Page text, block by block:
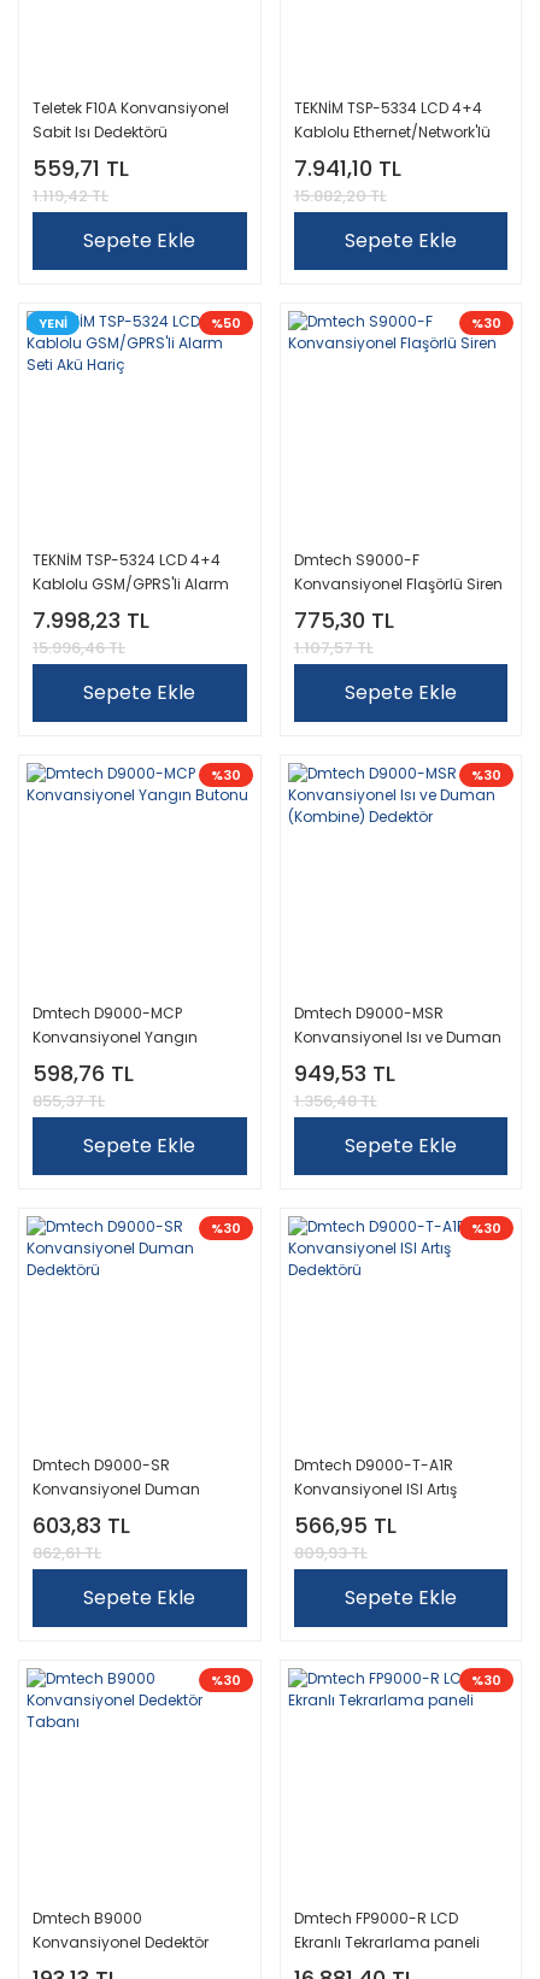
Teletek F10A Konvansiyonel
Sabit Isı Dedektörü
559,71 TL
1.119,42 TL
Sepete Ekle
TEKNİM TSP-5334 LCD 4+4
Kablolu Ethernet/Network'lü
Alarm Seti Akü Hariç
7.941,10 TL
15.882,20 TL
Sepete Ekle
%50
YENİ
TEKNİM TSP-5324 LCD 4+4
Kablolu GSM/GPRS'li Alarm
Seti Akü Hariç
7.998,23 TL
15.996,46 TL
Sepete Ekle
%30
Dmtech S9000-F
Konvansiyonel Flaşörlü Siren
775,30 TL
1.107,57 TL
Sepete Ekle
%30
Dmtech D9000-MCP
Konvansiyonel Yangın
Butonu
598,76 TL
855,37 TL
Sepete Ekle
%30
Dmtech D9000-MSR
Konvansiyonel Isı ve Duman
(Kombine) Dedektör
949,53 TL
1.356,48 TL
Sepete Ekle
%30
Dmtech D9000-SR
Konvansiyonel Duman
Dedektörü
603,83 TL
862,61 TL
Sepete Ekle
%30
Dmtech D9000-T-A1R
Konvansiyonel ISI Artış
Dedektörü
566,95 TL
809,93 TL
Sepete Ekle
%30
Dmtech B9000
Konvansiyonel Dedektör
Tabanı
%30
Dmtech FP9000-R LCD
Ekranlı Tekrarlama paneli